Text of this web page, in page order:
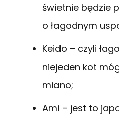
świetnie będzie
o łagodnym
Keido – czyli
niejeden kot
miano;
Ami – jest to